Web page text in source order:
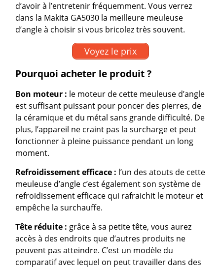
d’avoir à l’entretenir fréquemment. Vous verrez
dans la Makita GA5030 la meilleure meuleuse
d’angle à choisir si vous bricolez très souvent.
Voyez le prix
Pourquoi acheter le produit ?
Bon moteur : le moteur de cette meuleuse d’angle
est suffisant puissant pour poncer des pierres, de
la céramique et du métal sans grande difficulté. De
plus, l’appareil ne craint pas la surcharge et peut
fonctionner à pleine puissance pendant un long
moment.
Refroidissement efficace : l’un des atouts de cette
meuleuse d’angle c’est également son système de
refroidissement efficace qui rafraichit le moteur et
empêche la surchauffe.
Tête réduite : grâce à sa petite tête, vous aurez
accès à des endroits que d’autres produits ne
peuvent pas atteindre. C’est un modèle du
comparatif avec lequel on peut travailler dans des